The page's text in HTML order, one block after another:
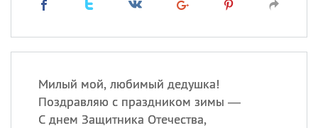
Милый мой, любимый дедушка!
Поздравляю с праздником зимы —
С днем Защитника Отечества,